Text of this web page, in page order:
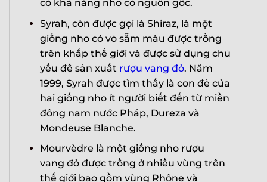
có khả năng nho có nguồn gốc.
Syrah, còn được gọi là Shiraz, là một
giống nho có vỏ sẫm màu được trồng
trên khắp thế giới và được sử dụng chủ
yếu để sản xuất rượu vang đỏ. Năm
1999, Syrah được tìm thấy là con đẻ của
hai giống nho ít người biết đến từ miền
đông nam nước Pháp, Dureza và
Mondeuse Blanche.
Mourvèdre là một giống nho rượu
vang đỏ được trồng ở nhiều vùng trên
thế giới bao gồm vùng Rhône và